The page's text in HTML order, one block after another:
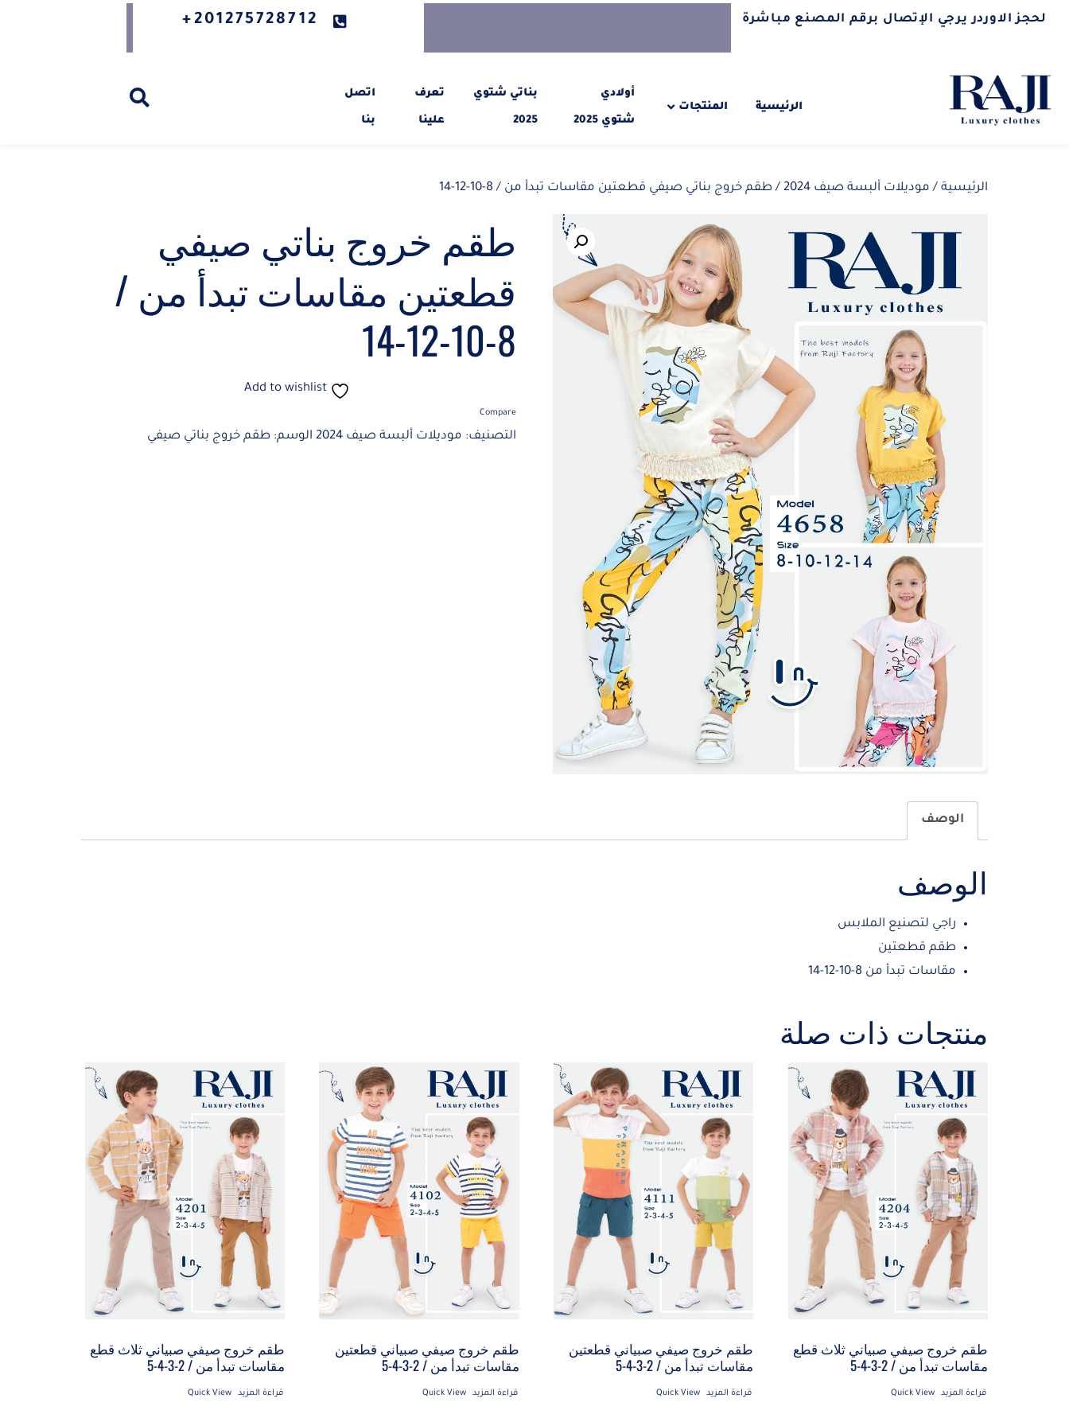
لحجز الاوردر يرجي الإتصال برقم المصنع مباشرة 201275728712+
الرئيسية المنتجات
أولادي
شتوي 2025
بناتي شتوي
2025
تعرف
علينا
اتصل
بنا
الرئيسية / موديلات ألبسة صيف 2024 / طقم خروج بناتي صيفي قطعتين مقاسات تبدأ من / 8-10-12-14
طقم خروج بناتي صيفي
قطعتين مقاسات تبدأ من /
8-10-12-14
Add to wishlist
Compare
التصنيف: موديلات ألبسة صيف 2024 الوسم: طقم خروج بناتي صيفي
الوصف
الوصف
راجي لتصنيع الملابس
طقم قطعتين
مقاسات تبدأ من 8-10-12-14
منتجات ذات صلة
طقم خروج صيفي صبياني ثلاث قطع
مقاسات تبدأ من / 2-3-4-5
قراءة المزيد Quick View
طقم خروج صيفي صبياني قطعتين
مقاسات تبدأ من / 2-3-4-5
قراءة المزيد Quick View
طقم خروج صيفي صبياني قطعتين
مقاسات تبدأ من / 2-3-4-5
قراءة المزيد Quick View
طقم خروج صيفي صبياني ثلاث قطع
مقاسات تبدأ من / 2-3-4-5
قراءة المزيد Quick View